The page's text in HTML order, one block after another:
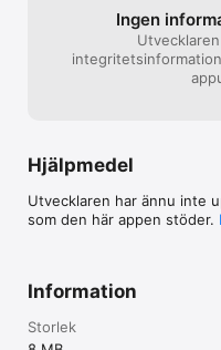
Ingen
Hjälpmedel
Utvecklaren har ännu inte
som den här appen stöder.
Information
Storlek